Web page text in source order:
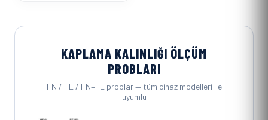
KAPLAMA KALINLIĞI ÖLÇÜM
PROBLARI
FN / FE / FN+FE problar — tüm cihaz modelleri ile
uyumlu